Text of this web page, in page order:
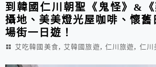
到韓國仁川朝聖《鬼怪》&
攝地、美美燈光屋咖啡、懷
場街一日遊！
艾吃韓國美食,艾韓國旅遊, 仁川旅遊, 仁川